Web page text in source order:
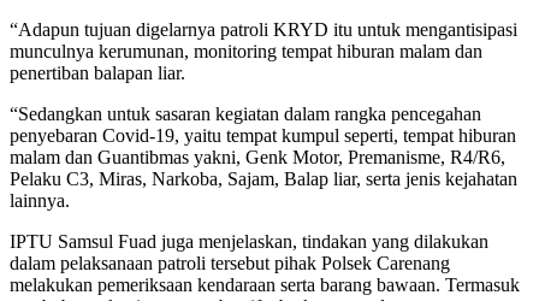
“Adapun tujuan digelarnya patroli KRYD itu untuk mengantisipasi
munculnya kerumunan, monitoring tempat hiburan malam dan
penertiban balapan liar.
“Sedangkan untuk sasaran kegiatan dalam rangka pencegahan
penyebaran Covid-19, yaitu tempat kumpul seperti, tempat hiburan
malam dan Guantibmas yakni, Genk Motor, Premanisme, R4/R6,
Pelaku C3, Miras, Narkoba, Sajam, Balap liar, serta jenis kejahatan
lainnya.
IPTU Samsul Fuad juga menjelaskan, tindakan yang dilakukan
dalam pelaksanaan patroli tersebut pihak Polsek Carenang
melakukan pemeriksaan kendaraan serta barang bawaan. Termasuk